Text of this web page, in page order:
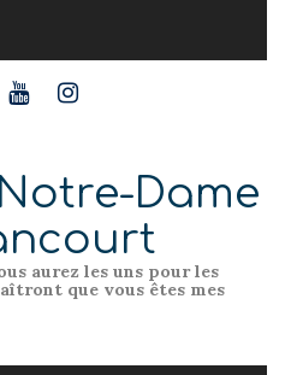
Dame
aurez les uns pour les
que vous êtes mes